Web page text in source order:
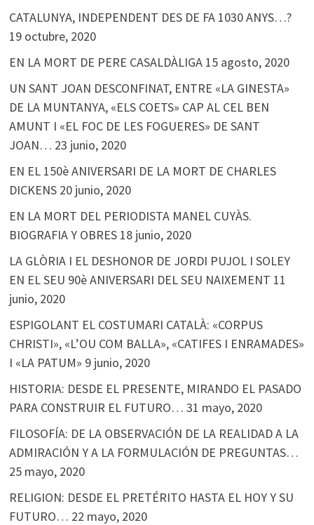
CATALUNYA, INDEPENDENT DES DE FA 1030 ANYS…?
19 octubre, 2020
EN LA MORT DE PERE CASALDÀLIGA 15 agosto, 2020
UN SANT JOAN DESCONFINAT, ENTRE «LA GINESTA»
DE LA MUNTANYA, «ELS COETS» CAP AL CEL BEN
AMUNT I «EL FOC DE LES FOGUERES» DE SANT
JOAN… 23 junio, 2020
EN EL 150è ANIVERSARI DE LA MORT DE CHARLES
DICKENS 20 junio, 2020
EN LA MORT DEL PERIODISTA MANEL CUYÀS.
BIOGRAFIA Y OBRES 18 junio, 2020
LA GLÒRIA I EL DESHONOR DE JORDI PUJOL I SOLEY
EN EL SEU 90è ANIVERSARI DEL SEU NAIXEMENT 11
junio, 2020
ESPIGOLANT EL COSTUMARI CATALÀ: «CORPUS
CHRISTI», «L’OU COM BALLA», «CATIFES I ENRAMADES»
I «LA PATUM» 9 junio, 2020
HISTORIA: DESDE EL PRESENTE, MIRANDO EL PASADO
PARA CONSTRUIR EL FUTURO… 31 mayo, 2020
FILOSOFÍA: DE LA OBSERVACIÓN DE LA REALIDAD A LA
ADMIRACIÓN Y A LA FORMULACIÓN DE PREGUNTAS…
25 mayo, 2020
RELIGION: DESDE EL PRETÉRITO HASTA EL HOY Y SU
FUTURO… 22 mayo, 2020